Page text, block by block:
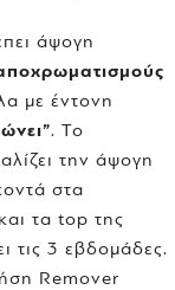
άψογη
με έντονη
. Το
την άψογη
στα
τα top της
τις 3 εβδομάδες.
Remover